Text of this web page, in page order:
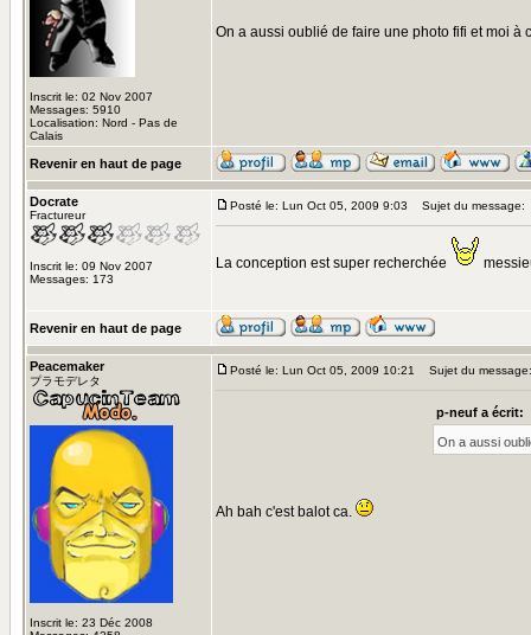
Inscrit le: 02 Nov 2007
Messages: 5910
Localisation: Nord - Pas de
Calais
On a aussi oublié de faire une photo fifi et moi à
Revenir en haut de page
Docrate
Fractureur
Inscrit le: 09 Nov 2007
Messages: 173
Posté le: Lun Oct 05, 2009 9:03 Sujet du message:
La conception est super recherchée
Revenir en haut de page
Peacemaker
プラモデレタ
Inscrit le: 23 Déc 2008
Posté le: Lun Oct 05, 2009 10:21 Sujet du message:
p-neuf a écrit:
On a aussi
Ah bah c'est balot ca.